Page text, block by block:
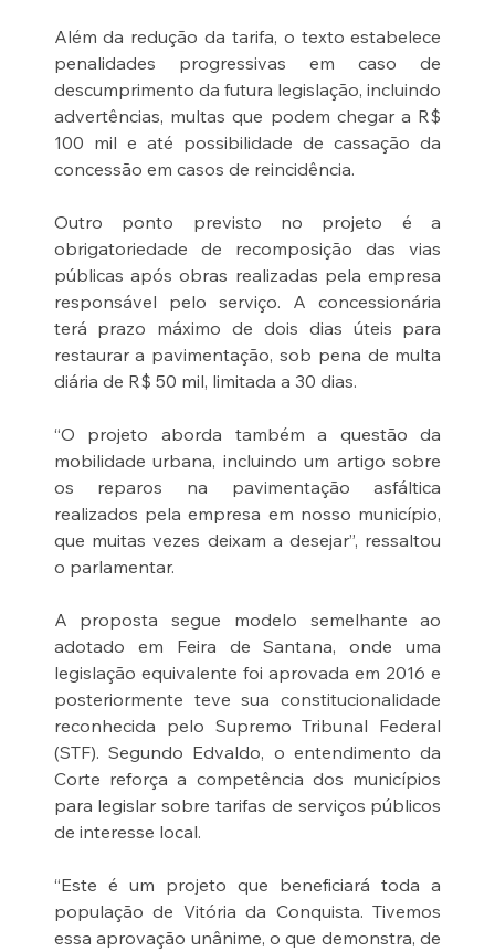
Além da redução da tarifa, o texto estabelece
penalidades progressivas em caso de
descumprimento da futura legislação, incluindo
advertências, multas que podem chegar a R$
100 mil e até possibilidade de cassação da
concessão em casos de reincidência.
Outro ponto previsto no projeto é a
obrigatoriedade de recomposição das vias
públicas após obras realizadas pela empresa
responsável pelo serviço. A concessionária
terá prazo máximo de dois dias úteis para
restaurar a pavimentação, sob pena de multa
diária de R$ 50 mil, limitada a 30 dias.
“O projeto aborda também a questão da
mobilidade urbana, incluindo um artigo sobre
os reparos na pavimentação asfáltica
realizados pela empresa em nosso município,
que muitas vezes deixam a desejar”, ressaltou
o parlamentar.
A proposta segue modelo semelhante ao
adotado em Feira de Santana, onde uma
legislação equivalente foi aprovada em 2016 e
posteriormente teve sua constitucionalidade
reconhecida pelo Supremo Tribunal Federal
(STF). Segundo Edvaldo, o entendimento da
Corte reforça a competência dos municípios
para legislar sobre tarifas de serviços públicos
de interesse local.
“Este é um projeto que beneficiará toda a
população de Vitória da Conquista. Tivemos
essa aprovação unânime, o que demonstra, de